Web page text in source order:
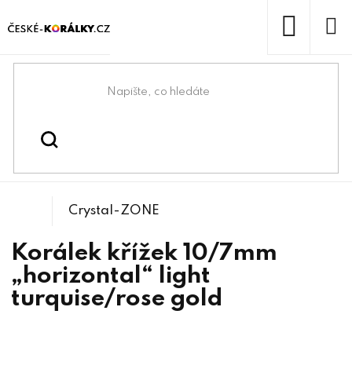
na
Domů
Korálky
Korálek křížek 10/7mm
„horizontal“ light
turquise/rose gold
Crystal-ZONE